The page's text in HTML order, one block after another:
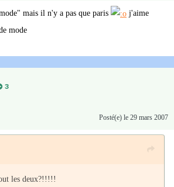
mais il n'y a pas que paris
j'aime
mode
3
Posté(e) le 29 mars 2007
les deux?!!!!!